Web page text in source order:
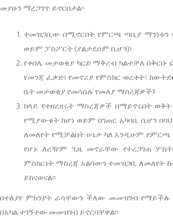
መያዙን ማረጋገጥ ይኖርበታል፦
ተመዝጋቢው በሚኖርበት የምርጫ ጣቢያ ማንነቱን
ወይም ፓስፖርት (ያልታደሰም ቢሆን)፣
የቀበሌ መታወቂያ ካርድ ማቅረብ ካልተቻለ በቅርቡ
የመንጃ ፈቃድ፣ የመኖሪያ የምስክር ወረቀት፣
ቤት መታወቂያ የመሳሰሉ የመለያ ማስረጃዎች፣
ከላይ የተዘረዘሩት ማስረጃዎች በማይኖሩበት
የሚያውቁት ከሆነ ወይም በገጠር አካባቢ ሲሆን
ለመለየት የሚቻልበት ሁኔታ ካለ እንዲሁም
የሆኑ ለረዥም ጊዜ መኖራቸው የተረጋገጠ
ምስክርነት ማስረጃ አልባውን ተመዝጋቢ ለመለየት
ይከናወናል፡፡
በተለያየ ምክንያት ራሳቸውን ችለው መመዝገብ
በአካል ተገኝተው መመዝገብ ይኖርባቸዋል፡፡